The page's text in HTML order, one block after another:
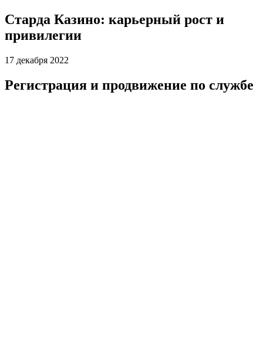
Старда Казино: карьерный рост и
привилегии
17 декабря 2022
Регистрация и продвижение по службе